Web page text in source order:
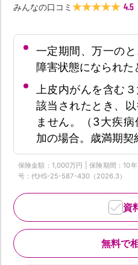
みんなの口コミ 4.5
一定期間、万一の
障害状態になられた
上皮内がんを含む
該当されたとき、
ません。（3大疾
加の場合。歳満期契
保険金額：1,000万円 | 保険期間：10
号：代HS-25-587-430（2026.3）
無料で
資